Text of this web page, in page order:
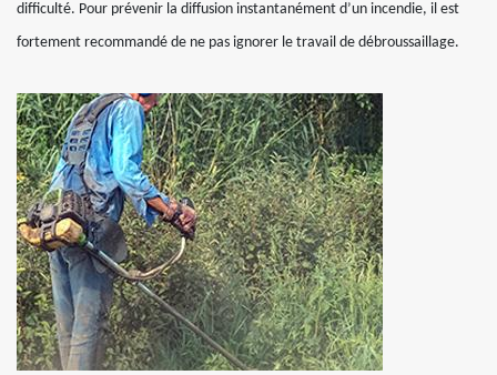
difficulté. Pour prévenir la diffusion instantanément d’un incendie, il est
fortement recommandé de ne pas ignorer le travail de débroussaillage.